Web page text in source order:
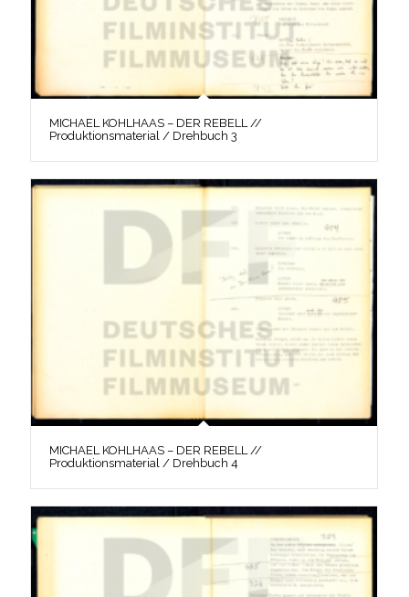
MICHAEL KOHLHAAS – DER REBELL //
Produktionsmaterial / Drehbuch 3
MICHAEL KOHLHAAS – DER REBELL //
Produktionsmaterial / Drehbuch 4